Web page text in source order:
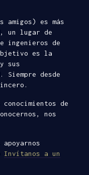
amigos) es más
un lugar de
ingenieros de
es la
sus
Siempre desde
de
nos
apoyarnos
Invítanos a un